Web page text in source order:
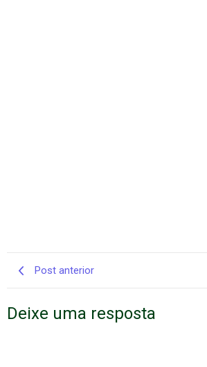
Post anterior
Deixe uma resposta